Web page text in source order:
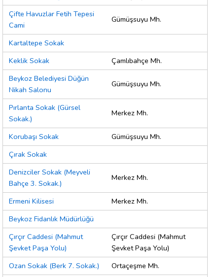
Çifte Havuzlar Fetih Tepesi
Cami
Gümüşsuyu Mh.
Kartaltepe Sokak
Keklik Sokak
Çamlıbahçe Mh.
Beykoz Belediyesi Düğün
Nikah Salonu
Gümüşsuyu Mh.
Pırlanta Sokak (Gürsel
Sokak.)
Merkez Mh.
Korubaşı Sokak
Gümüşsuyu Mh.
Çırak Sokak
Denizciler Sokak (Meyveli
Bahçe 3. Sokak.)
Merkez Mh.
Ermeni Kilisesi
Merkez Mh.
Beykoz Fidanlık Müdürlüğü
Çırçır Caddesi (Mahmut
Şevket Paşa Yolu)
Çırçır Caddesi (Mahmut
Şevket Paşa Yolu)
Ozan Sokak (Berk 7. Sokak.)
Ortaçeşme Mh.